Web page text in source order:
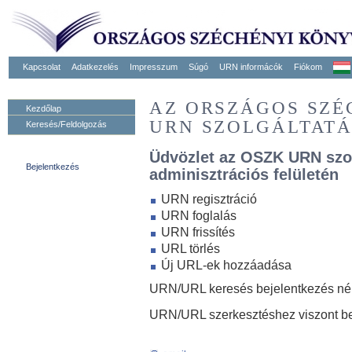
Kapcsolat Adatkezelés Impresszum Súgó URN informácók Fiókom
Kezdőlap
Keresés/Feldolgozás
Bejelentkezés
AZ ORSZÁGOS
URN
Üdvözlet az OSZK URN
adminisztrációs felületén
URN regisztráció
URN foglalás
URN frissítés
URL törlés
Új URL-ek hozzáadása
URN/URL keresés bejelentkezés
URN/URL szerkesztéshez viszont